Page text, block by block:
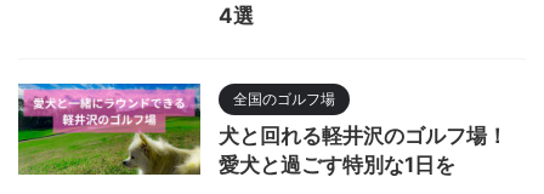
4選
全国のゴルフ場
犬と回れる軽井沢のゴルフ場！
愛犬と過ごす特別な1日を